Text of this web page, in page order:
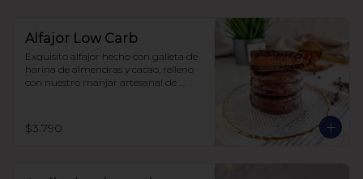
Alfajor Low Carb
Exquisito alfajor hecho con galleta de
harina de almendras y cacao, relleno
con nuestro manjar artesanal de
con alulosa.
$3.790